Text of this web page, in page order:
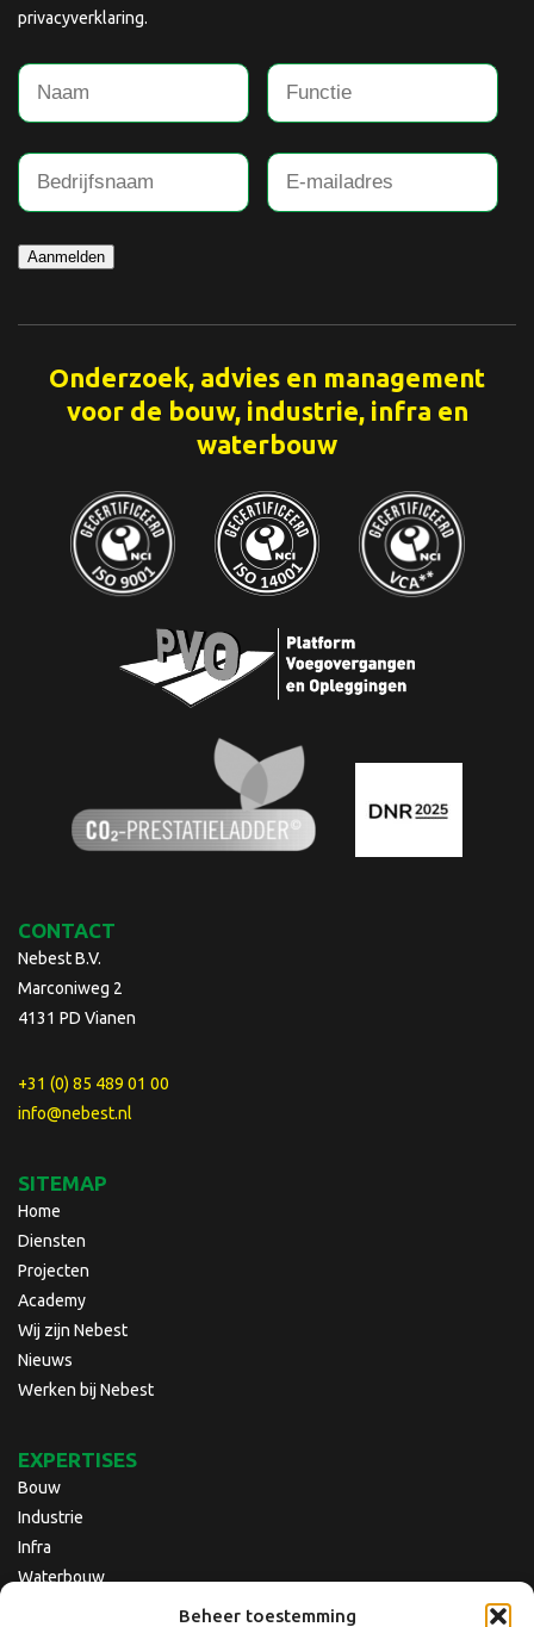
Beheer toestemming
privacyverklaring.
Aanmelden
Onderzoek, advies en management
voor de bouw, industrie, infra en
waterbouw
CONTACT
Nebest B.V.
Marconiweg 2
4131 PD Vianen
+31 (0) 85 489 01 00
info@nebest.nl
SITEMAP
Home
Diensten
Projecten
Academy
Wij zijn Nebest
Nieuws
Werken bij Nebest
EXPERTISES
Bouw
Industrie
Infra
Waterbouw